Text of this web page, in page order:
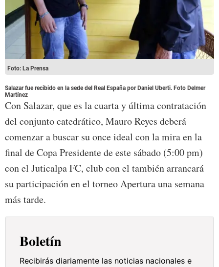
Foto: La Prensa
Salazar fue recibido en la sede del Real España por Daniel Uberti. Foto Delmer
Martínez
Con Salazar, que es la cuarta y última contratación
del conjunto catedrático, Mauro Reyes deberá
comenzar a buscar su once ideal con la mira en la
final de Copa Presidente de este sábado (5:00 pm)
con el Juticalpa FC, club con el también arrancará
su participación en el torneo Apertura una semana
más tarde.
Boletín
Recibirás diariamente las noticias nacionales e